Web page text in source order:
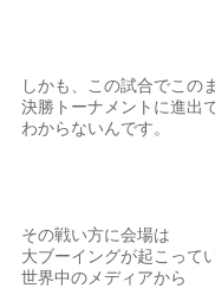
しかも、この試合でこの
決勝トーナメントに進出
わからないんです。
その戦い方に会場は
大ブーイングが起こって
世界中のメディアから